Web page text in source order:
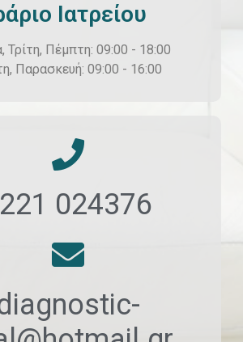
Ιατρείου
Τρίτη, Πέμπτη: 09:00 - 18:00
Παρασκευή: 09:00 - 16:00
024376